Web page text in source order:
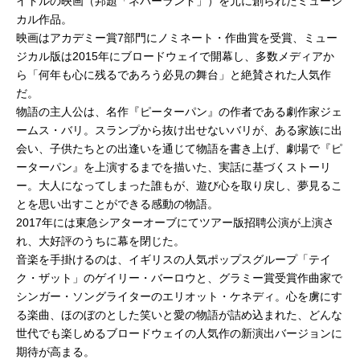
カル作品。
映画はアカデミー賞7部門にノミネート・作曲賞を受賞、ミュー
ジカル版は2015年にブロードウェイで開幕し、多数メディアか
ら「何年も心に残るであろう必見の舞台」と絶賛された人気作
だ。
物語の主人公は、名作『ピーターパン』の作者である劇作家ジェ
ームス・バリ。スランプから抜け出せないバリが、ある家族に出
会い、子供たちとの出逢いを通じて物語を書き上げ、劇場で『ピ
ーターパン』を上演するまでを描いた、実話に基づくストーリ
ー。大人になってしまった誰もが、遊び心を取り戻し、夢見るこ
とを思い出すことができる感動の物語。
2017年には東急シアターオーブにてツアー版招聘公演が上演さ
れ、大好評のうちに幕を閉じた。
音楽を手掛けるのは、イギリスの人気ポップスグループ「テイ
ク・ザット」のゲイリー・バーロウと、グラミー賞受賞作曲家で
シンガー・ソングライターのエリオット・ケネディ。心を虜にす
る楽曲、ほのぼのとした笑いと愛の物語が詰め込まれた、どんな
世代でも楽しめるブロードウェイの人気作の新演出バージョンに
期待が高まる。